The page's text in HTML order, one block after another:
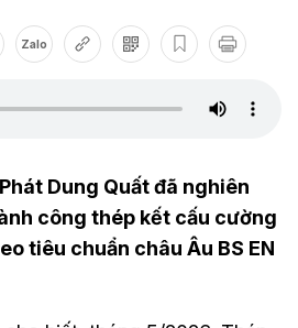
Zalo
Dung Quất đã nghiên
công thép kết cấu cường
tiêu chuẩn châu Âu BS EN